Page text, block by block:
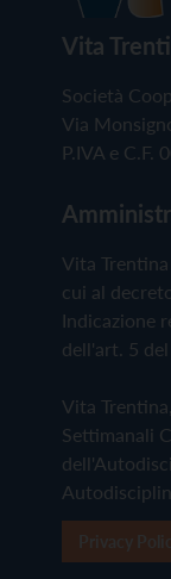
Vita
Società
Via
P.IVA e C.F.
Vita
cui al
Indicazione
dell'art. 5 del
Vita
Settimanali